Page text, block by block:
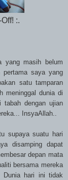
:.
yang masih belum
pertama saya yang
satu tamparan
meninggal dunia di
dengan ujian
InsyaAllah..
supaya suatu hari
disamping dapat
depan mata
bersama mereka
Dunia hari ini tidak